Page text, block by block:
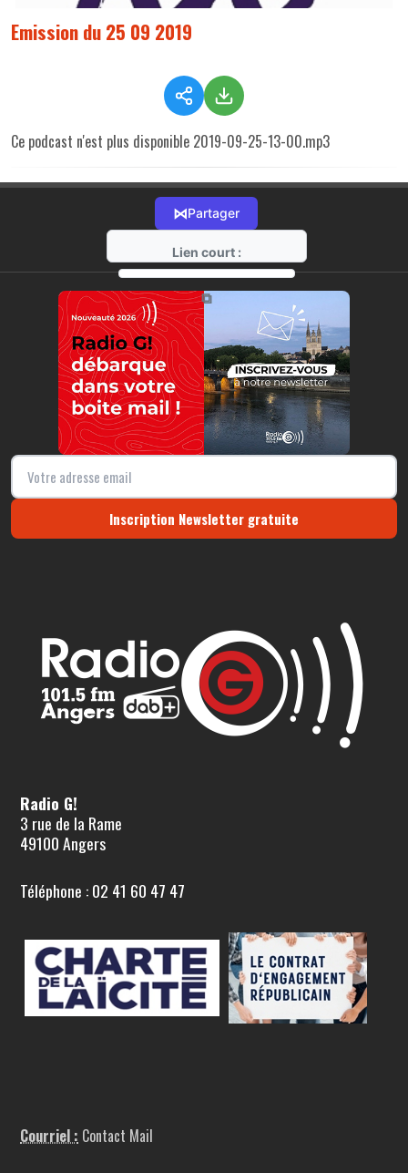
Emission du 25 09 2019
Ce podcast n'est plus disponible 2019-09-25-13-00.mp3
⋈Partager
Lien court :
https://radio-g.fr?r24
⧉
Inscription Newsletter gratuite
Radio G!
3 rue de la Rame
49100 Angers
Téléphone : 02 41 60 47 47
Courriel : Contact Mail